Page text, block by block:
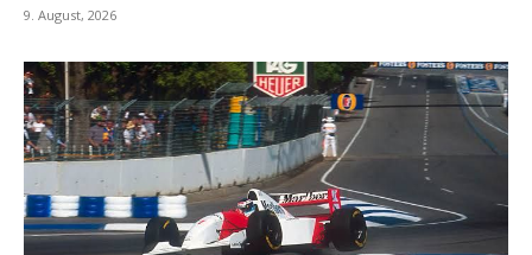
9. August, 2026